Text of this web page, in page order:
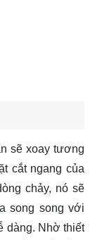
sẽ xoay tương
cắt ngang của
chảy, nó sẽ
song song với
dàng. Nhờ thiết